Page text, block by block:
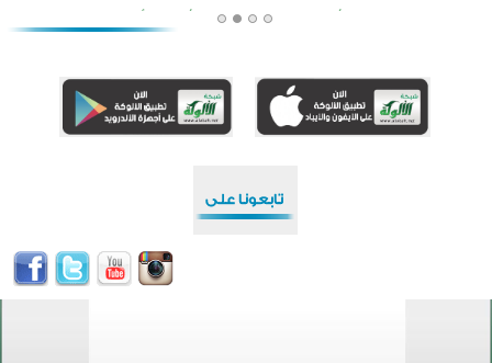
أكبر مشروع إسلامي في ريف أستراليا يفتتح أبوابه بعد سنوات من العمل والعطاء
القرآن والتربية في صدارة البرامج الصيفية للمسلمين في بينزا وساراتوف وموردوفيا هذا العام
تيسليتش تختتم برنامجا تعليميا لتعزيز القيم وبناء الشخصية للشباب المسلمين
اختتام منافسات قرآنية متميزة في بنغلاديش بمشاركة 3000 متسابق